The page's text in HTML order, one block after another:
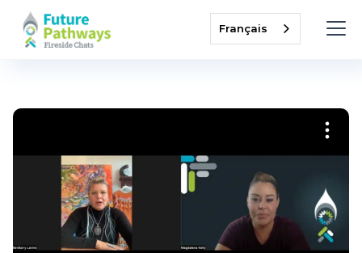
Français